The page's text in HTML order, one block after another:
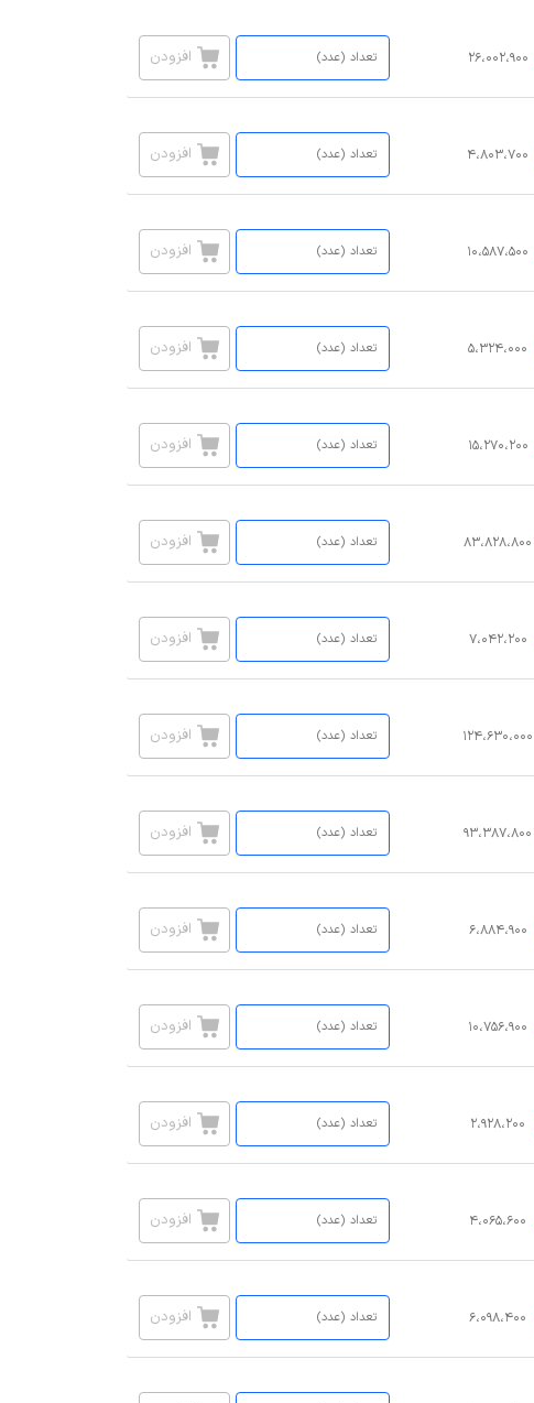
۲۶،۰۰۲،۹۰۰
۴،۸۰۳،۷۰۰
۱۰،۵۸۷،۵۰۰
۵،۳۲۴،۰۰۰
۱۵،۲۷۰،۲۰۰
۸۳،۸۲۸،۸۰۰
۷،۰۴۲،۲۰۰
۱۲۴،۶۳۰،۰۰۰
۹۳،۳۸۷،۸۰۰
۶،۸۸۴،۹۰۰
۱۰،۷۵۶،۹۰۰
۲،۹۲۸،۲۰۰
۴،۰۶۵،۶۰۰
۶،۰۹۸،۴۰۰